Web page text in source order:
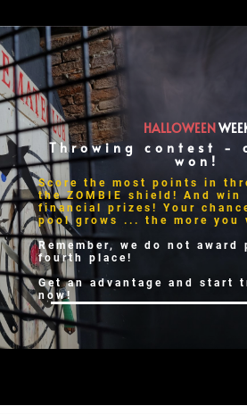
HALLOWEEN
Throwing contest -
won!
Score the most points in
the ZOMBIE shield! And
financial prizes! Your
pool grows ... the more
Remember, we do not
fourth place!
Get an advantage and start
now!